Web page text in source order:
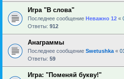
Игра "В слова"
Последнее сообщение Неважно 12 «
Ответы: 912
Анаграммы
Последнее сообщение Swetushka «
Ответы: 59
Игра: "Поменяй букву!"